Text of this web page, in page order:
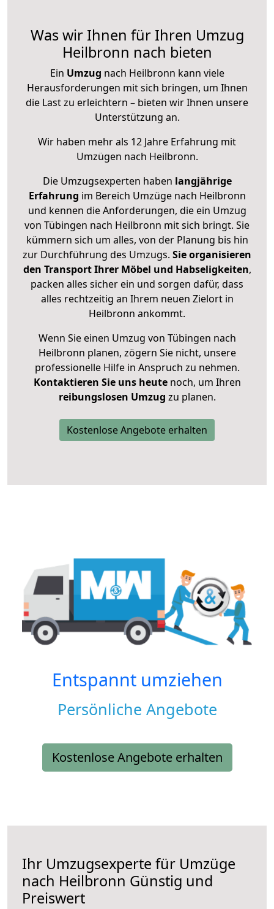
Was wir Ihnen für Ihren Umzug
Heilbronn nach bieten
Ein Umzug nach Heilbronn kann viele
Herausforderungen mit sich bringen, um Ihnen
die Last zu erleichtern – bieten wir Ihnen unsere
Unterstützung an.
Wir haben mehr als 12 Jahre Erfahrung mit
Umzügen nach Heilbronn.
Die Umzugsexperten haben langjährige
Erfahrung im Bereich Umzüge nach Heilbronn
und kennen die Anforderungen, die ein Umzug
von Tübingen nach Heilbronn mit sich bringt. Sie
kümmern sich um alles, von der Planung bis hin
zur Durchführung des Umzugs. Sie organisieren
den Transport Ihrer Möbel und Habseligkeiten,
packen alles sicher ein und sorgen dafür, dass
alles rechtzeitig an Ihrem neuen Zielort in
Heilbronn ankommt.
Wenn Sie einen Umzug von Tübingen nach
Heilbronn planen, zögern Sie nicht, unsere
professionelle Hilfe in Anspruch zu nehmen.
Kontaktieren Sie uns heutenoch, um Ihren
reibungslosen Umzug zu planen.
Kostenlose Angebote erhalten
Entspannt umziehen
Persönliche Angebote
Kostenlose Angebote erhalten
Ihr Umzugsexperte für Umzüge
nach Heilbronn Günstig und
Preiswert